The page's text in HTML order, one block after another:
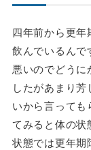
四年前から更
飲んでいるんで
悪いのでどうに
したがあまり
いから言って
てみると体の状
状態では更年期